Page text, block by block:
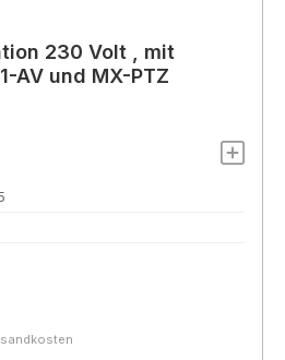
230 Volt , mit
AV und MX-PTZ